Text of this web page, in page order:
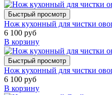
Быстрый просмотр
Нож кухонный для чистки
6 100 руб
В корзину
Быстрый просмотр
Нож кухонный для чистки
6 100 руб
В корзину